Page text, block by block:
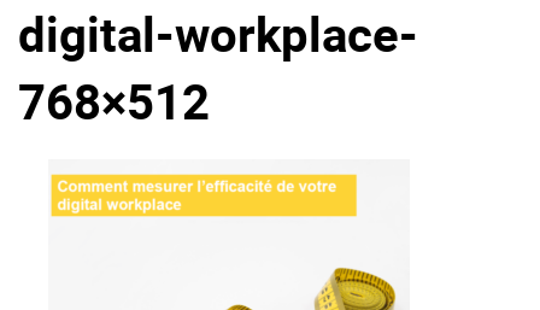
La Plateforme
Pourquoi eXo
Internationalisation
No code
Intégrations
digital-workplace-
768×512